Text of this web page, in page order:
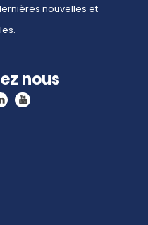
nouvelles et
nous